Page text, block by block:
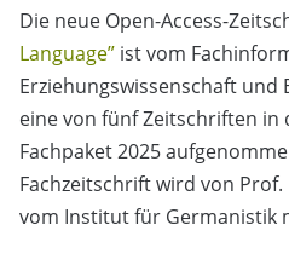
Die neue Open-Access-
Language” ist vom
Erziehungswissenschaft und
eine von fünf Zeitschriften in
Fachpaket 2025
Fachzeitschrift wird von
vom Institut für Germanistik